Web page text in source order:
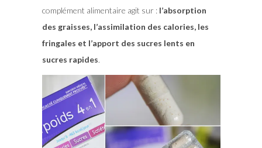
complément alimentaire agit sur :l’absorption
des graisses, l’assimilation des calories, les
fringales et l’apport des sucres lents en
sucres rapides.